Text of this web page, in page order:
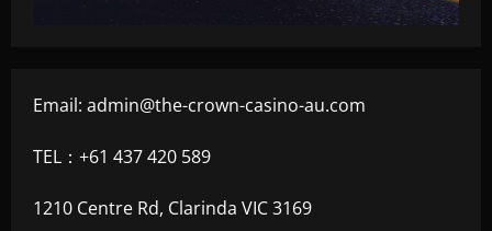
Email: admin@the-crown-casino-au.com
TEL：+61 437 420 589
1210 Centre Rd, Clarinda VIC 3169